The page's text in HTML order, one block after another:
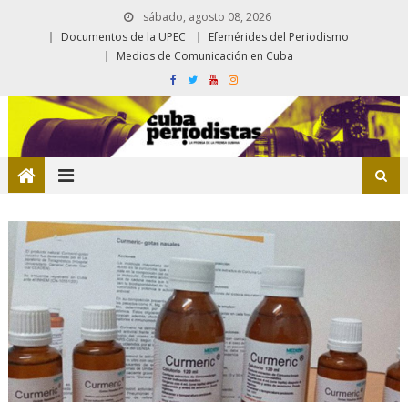
sábado, agosto 08, 2026
Documentos de la UPEC
Efemérides del Periodismo
Medios de Comunicación en Cuba